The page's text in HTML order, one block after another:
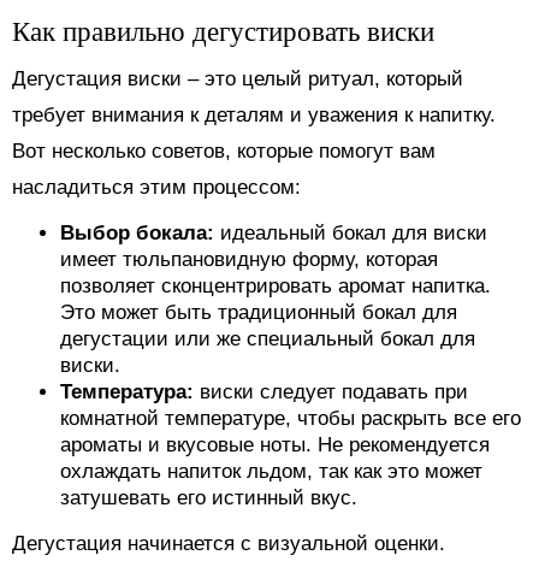
Как правильно дегустировать виски
Дегустация виски – это целый ритуал, который
требует внимания к деталям и уважения к напитку.
Вот несколько советов, которые помогут вам
насладиться этим процессом:
Выбор бокала: идеальный бокал для виски
имеет тюльпановидную форму, которая
позволяет сконцентрировать аромат напитка.
Это может быть традиционный бокал для
дегустации или же специальный бокал для
виски.
Температура: виски следует подавать при
комнатной температуре, чтобы раскрыть все его
ароматы и вкусовые ноты. Не рекомендуется
охлаждать напиток льдом, так как это может
затушевать его истинный вкус.
Дегустация начинается с визуальной оценки.